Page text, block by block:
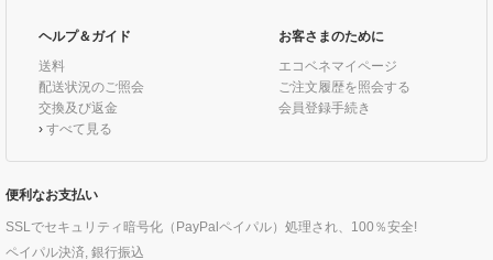
ヘルプ＆ガイド
送料
配送状況のご照会
交換及び返金
› すべて見る
お客さまのために
エコベネマイページ
ご注文履歴を照会する
会員登録手続き
便利なお支払い
SSLでセキュリティ暗号化（PayPalペイパル）処理され、100％安全!
ペイパル決済, 銀行振込